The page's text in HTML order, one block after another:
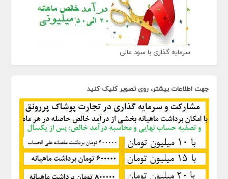
سرمایه گذاری با سود عالی
جهت اطلاعات بیشتر، روی تصویر کلیک کنید